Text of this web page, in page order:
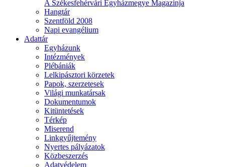
A Székesfehérvári Egyházmegye Magazinja
Hangtár
Szentföld 2008
Napi evangélium
Adattár
Egyházunk
Intézmények
Plébániák
Lelkipásztori körzetek
Papok, szerzetesek
Világi munkatársak
Dokumentumok
Kitüntetések
Térkép
Miserend
Linkgyűjtemény
Nyertes pályázatok
Közbeszerzés
Adatvédelem